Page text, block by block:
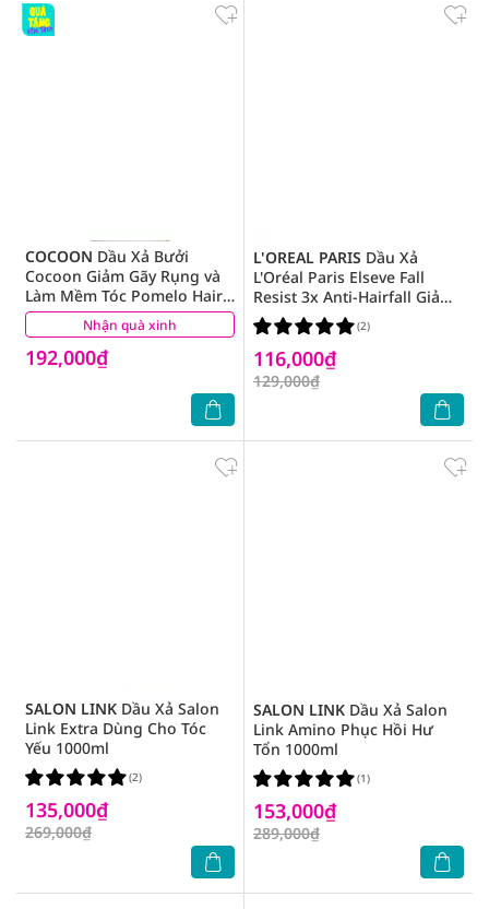
Nhận quà xinh
COCOON Dầu Xả Bưởi
Cocoon Giảm Gãy Rụng và
Làm Mềm Tóc Pomelo Hair
Conditioner 310ml
192,000₫
(4)
L'OREAL PARIS Dầu Xả
L'Oréal Paris Elseve Fall
Resist 3x Anti-Hairfall Giảm
Gãy Rụng 265ml
116,000₫
129,000₫
(2)
SALON LINK Dầu Xả Salon
Link Extra Dùng Cho Tóc
Yếu 1000ml
135,000₫
269,000₫
(2)
SALON LINK Dầu Xả Salon
Link Amino Phục Hồi Hư
Tổn 1000ml
153,000₫
289,000₫
(1)